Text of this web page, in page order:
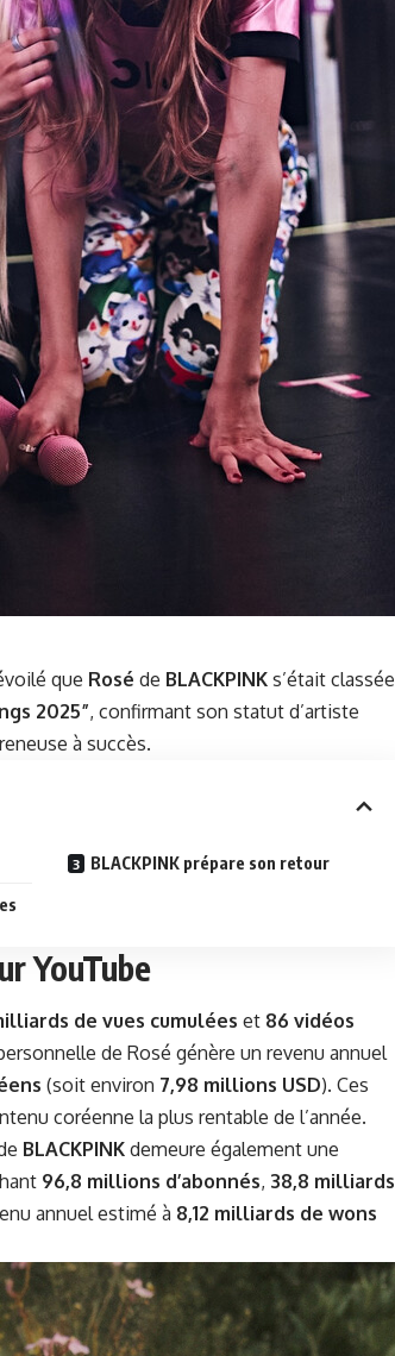
que Rosé de BLACKPINK s’était classée
2025”, confirmant son statut d’artiste
à succès.
BLACKPINK prépare son retour
YouTube
de vues cumulées et 86 vidéos
de Rosé génère un revenu annuel
(soit environ 7,98 millions USD). Ces
coréenne la plus rentable de l’année.
BLACKPINK demeure également une
96,8 millions d’abonnés, 38,8 milliards
annuel estimé à 8,12 milliards de wons